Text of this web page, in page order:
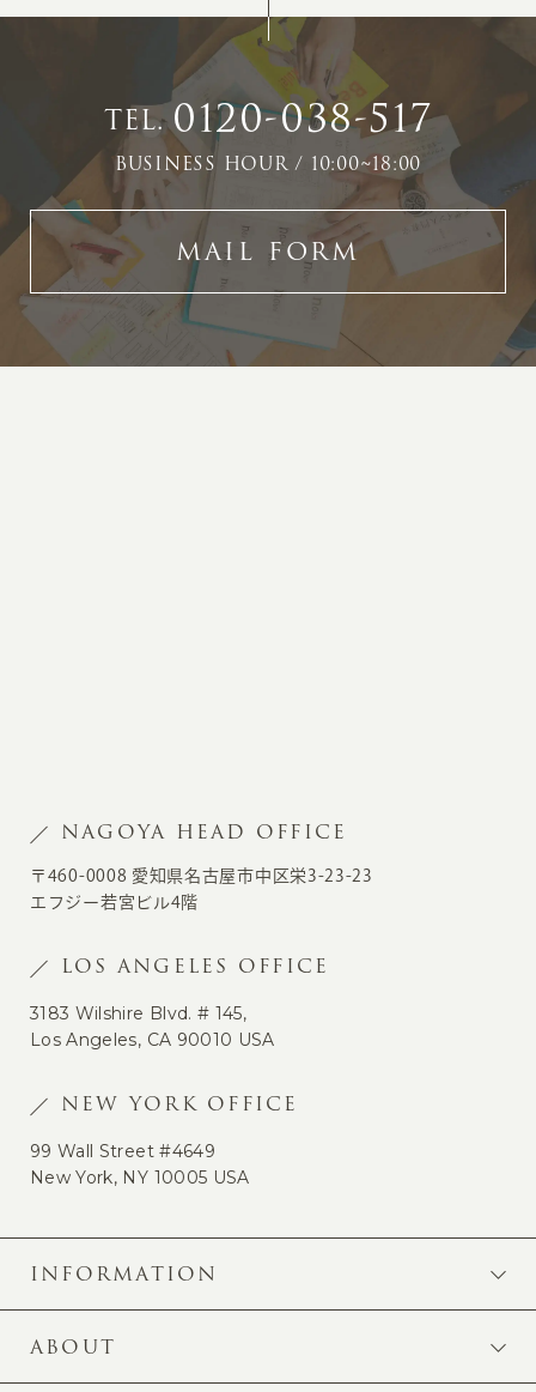
TEL.0120-038-517
BUSINESS HOUR / 10:00~18:00
MAIL FORM
NAGOYA HEAD OFFICE
〒460-0008 愛知県名古屋市中区栄3-23-23
エフジー若宮ビル4階
LOS ANGELES OFFICE
3183 Wilshire Blvd. # 145,
Los Angeles, CA 90010 USA
NEW YORK OFFICE
99 Wall Street #4649
New York, NY 10005 USA
INFORMATION
ABOUT